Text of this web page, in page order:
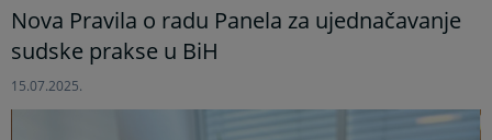
Nova Pravila o radu Panela za ujednačavanje
sudske prakse u BiH
15.07.2025.